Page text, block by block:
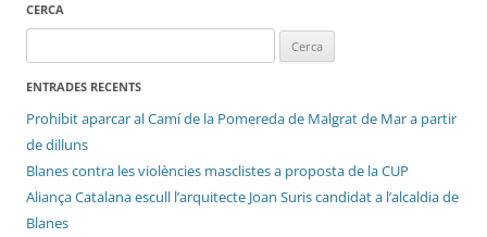
CERCA
ENTRADES RECENTS
Prohibit aparcar al Camí de la Pomereda de Malgrat de Mar a partir
de dilluns
Blanes contra les violències masclistes a proposta de la CUP
Aliança Catalana escull l’arquitecte Joan Suris candidat a l’alcaldia de
Blanes